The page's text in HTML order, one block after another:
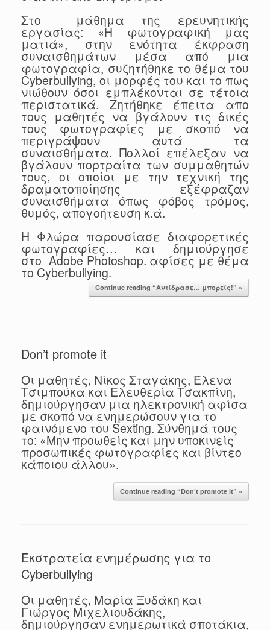
Στο μάθημα της ερευνητικής
εργασίας: «Η φωτογραφική μας
ματιά», στην ενότητα έκφραση
συναισθημάτων μέσα από μια
φωτογραφία, συζητήθηκε το θέμα του
Cyberbullying, οι μορφές του και το πως
νιώθουν όσοι εμπλέκονται σε τέτοια
περιστατικά. Ζητήθηκε έπειτα απο
τους μαθητές να βγάλουν τις δικές
τους φωτογραφίες με σκοπό να
περιγράψουν αυτά τα
συναισθήματα. Πολλοί επέλεξαν να
βγάλουν πορτραίτα των συμμαθητών
τους, οι οποίοι με την τεχνική της
δραματοποίησης εξέφραζαν
συναισθήματα όπως φόβος τρόμος,
θυμός, απογοήτευση κ.ά.
Η Φλώρα παρουσίασε διαφορετικές
φωτογραφίες… και δημιούργησε
στο Adobe Photoshop. αφίσες με θέμα
το Cyberbullying.
Continue reading “Αντίδρασε… μπορείς!” »
Don’t promote it
Οι μαθητές, Νίκος Σταγάκης, Έλενα
Τσιμπούκα και Ελευθερία Τσακπίνη,
δημιούργησαν μια ηλεκτρονική αφίσα
με σκοπό να ενημερώσουν για το
φαινόμενο του Sexting. Σύνθημά τους
το: «Μην προωθείς και μην υποκινείς
προσωπικές φωτογραφίες και βίντεο
κάποιου άλλου».
Continue reading “Don’t promote it” »
Εκστρατεία ενημέρωσης για το
Cyberbullying
Οι μαθητές, Μαρία Ξυδάκη και
Γιώργος Μιχελιουδάκης,
δημιούργησαν ενημερωτικά σποτάκια,